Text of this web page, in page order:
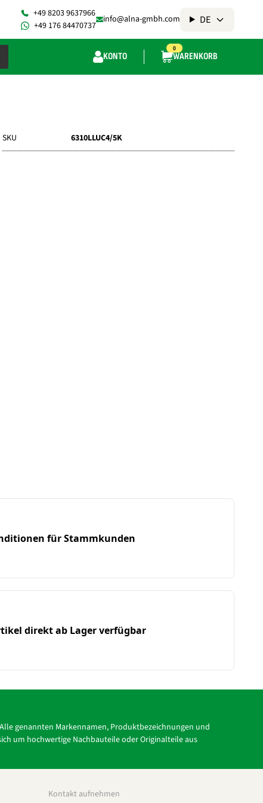
+49 8203 9637966
+49 176 84470737
info@alna-gmbh.com DE
KONTO
0
WARENKORB
SKU 6310LLUC4/5K
für Stammkunden
direkt ab Lager verfügbar
genannten Markennamen, Produktbezeichnungen und
um hochwertige Nachbauteile oder Originalteile aus
Kontakt aufnehmen